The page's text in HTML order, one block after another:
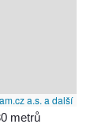
a.s. a další
metrů